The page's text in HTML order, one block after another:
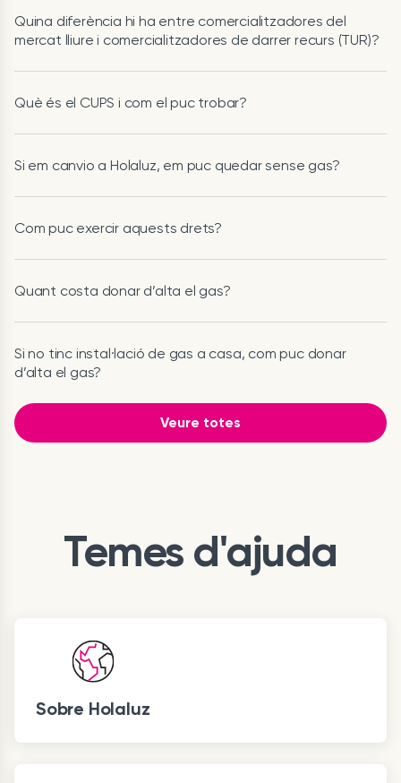
Quina diferència hi ha entre comercialitzadores del
mercat lliure i comercialitzadores de darrer recurs (TUR)?
Què és el CUPS i com el puc trobar?
Si em canvio a Holaluz, em puc quedar sense gas?
Com puc exercir aquests drets?
Quant costa donar d’alta el gas?
Si no tinc instal·lació de gas a casa, com puc donar
d’alta el gas?
Veure totes
Temes d'ajuda
Sobre Holaluz